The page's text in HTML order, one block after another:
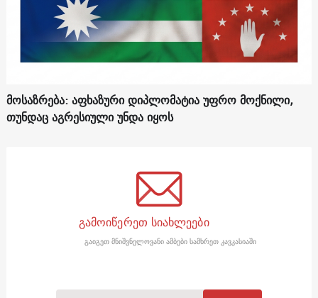
მოსაზრება: აფხაზური დიპლომატია უფრო მოქნილი,
თუნდაც აგრესიული უნდა იყოს
გამოიწერეთ სიახლეები
გაიგეთ მნიშვნელოვანი ამბები სამხრეთ კავკასიაში